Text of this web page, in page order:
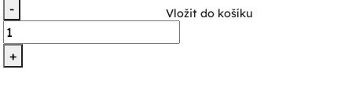
-
+
Vložit do košíku